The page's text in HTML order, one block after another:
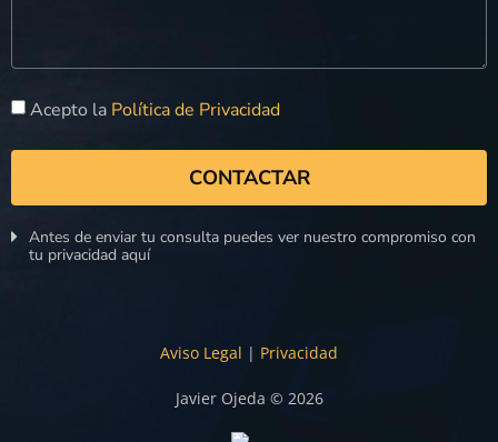
Acepto la Política de Privacidad
CONTACTAR
Antes de enviar tu consulta puedes ver nuestro compromiso con
tu privacidad aquí
Aviso Legal | Privacidad
Javier Ojeda © 2026